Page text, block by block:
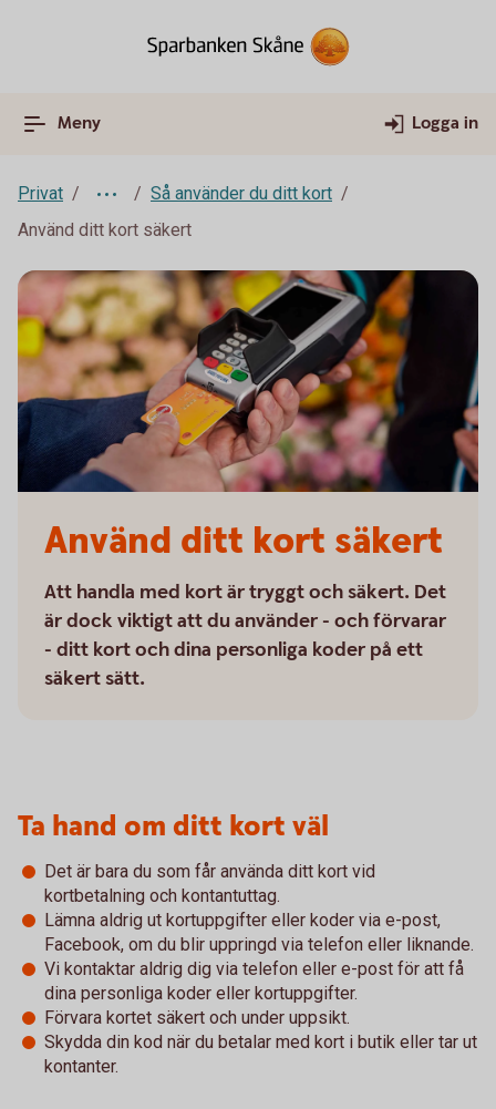
Meny Logga in
Privat
Så använder du ditt kort
Använd ditt kort säkert
Använd ditt kort säkert
Att handla med kort är tryggt och säkert. Det
är dock viktigt att du använder - och förvarar
- ditt kort och dina personliga koder på ett
säkert sätt.
Ta hand om ditt kort väl
Det är bara du som får använda ditt kort vid
kortbetalning och kontantuttag.
Lämna aldrig ut kortuppgifter eller koder via e-post,
Facebook, om du blir uppringd via telefon eller liknande.
Vi kontaktar aldrig dig via telefon eller e-post för att få
dina personliga koder eller kortuppgifter.
Förvara kortet säkert och under uppsikt.
Skydda din kod när du betalar med kort i butik eller tar ut
kontanter.